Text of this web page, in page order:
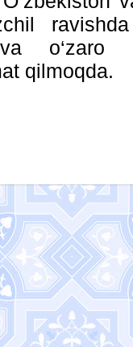
o‘zaro
qilmoqda.